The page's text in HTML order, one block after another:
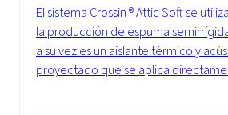
El sistema Crossin ® Attic Soft se
la producción de espuma
a su vez es un aislante térmico y
proyectado que se aplica